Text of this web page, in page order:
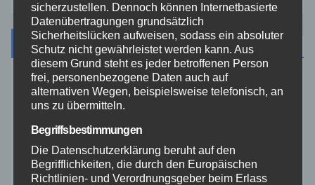
Kategorien
Aktuelles
Allgemein
Altenkirchen
sicherzustellen. Dennoch können Internetbasierte
Datenübertragungen grundsätzlich
Sicherheitslücken aufweisen, sodass ein absoluter
Schutz nicht gewährleistet werden kann. Aus
diesem Grund steht es jeder betroffenen Person
frei, personenbezogene Daten auch auf
alternativen Wegen, beispielsweise telefonisch, an
uns zu übermitteln.
Begriffsbestimmungen
Die Datenschutzerklärung beruht auf den
Begrifflichkeiten, die durch den Europäischen
Richtlinien- und Verordnungsgeber beim Erlass